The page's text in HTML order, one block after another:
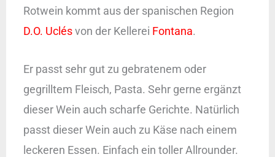
Rotwein kommt aus der spanischen Region
D.O. Uclésvon der Kellerei Fontana.
Er passt sehr gut zu gebratenem oder
gegrilltem Fleisch, Pasta. Sehr gerne ergänzt
dieser Wein auch scharfe Gerichte. Natürlich
passt dieser Wein auch zu Käse nach einem
leckeren Essen. Einfach ein toller Allrounder.